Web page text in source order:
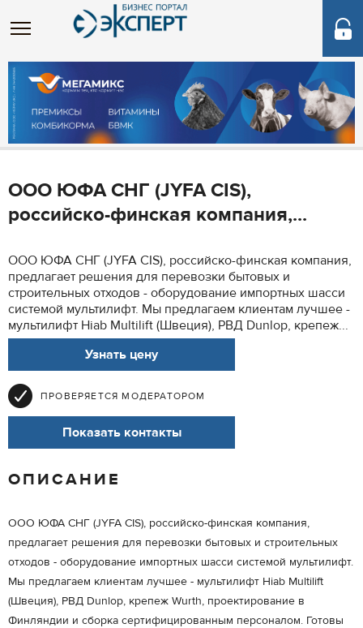
ООО ЮФА СНГ (JYFA CIS),
российско-финская компания,...
ООО ЮФА СНГ (JYFA CIS), российско-финская компания,
предлагает решения для перевозки бытовых и
строительных отходов - оборудование импортных шасси
системой мультилифт. Мы предлагаем клиентам лучшее -
мультилифт Hiab Multilift (Швеция), РВД Dunlop, крепеж...
Узнать цену
ПРОВЕРЯЕТСЯ МОДЕРАТОРОМ
Показать контакты
ОПИСАНИЕ
ООО ЮФА СНГ (JYFA CIS), российско-финская компания,
предлагает решения для перевозки бытовых и строительных
отходов - оборудование импортных шасси системой мультилифт.
Мы предлагаем клиентам лучшее - мультилифт Hiab Multilift
(Швеция), РВД Dunlop, крепеж Wurth, проектирование в
Финляндии и сборка сертифицированным персоналом. Готовы